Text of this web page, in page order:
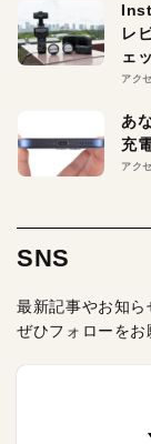
レ
ェ
アク
あ
充
アク
SNS
最新記事やお知ら
ぜひフォローをお